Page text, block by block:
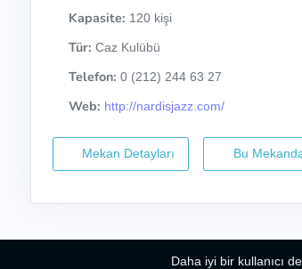
Kapasite: 120 kişi
Tür: Caz Kulübü
Telefon: 0 (212) 244 63 27
Web: http://nardisjazz.com/
Mekan Detayları Bu
Daha iyi bir kullanıcı